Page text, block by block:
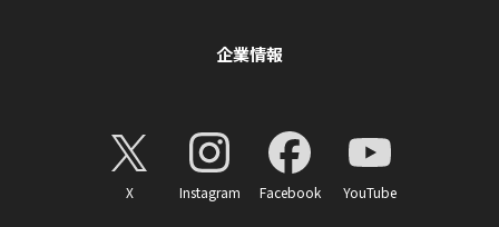
企業情報
X Instagram Facebook YouTube